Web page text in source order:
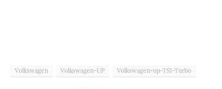
Volkswagen Volkswagen-UP Volkswagen-up-TSI-Turbo